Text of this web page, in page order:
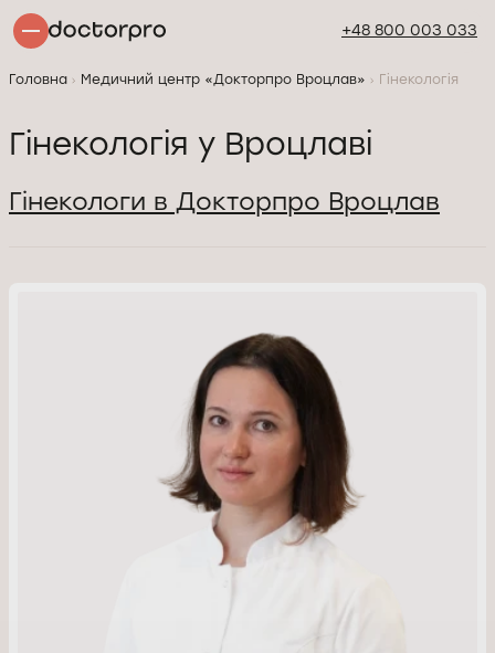
+48 800 003 033
Головна Медичний центр «Докторпро Вроцлав» Гінекологія
Гінекологія у Вроцлаві
Гінекологи в Докторпро Вроцлав